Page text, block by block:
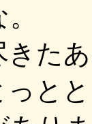
た
と